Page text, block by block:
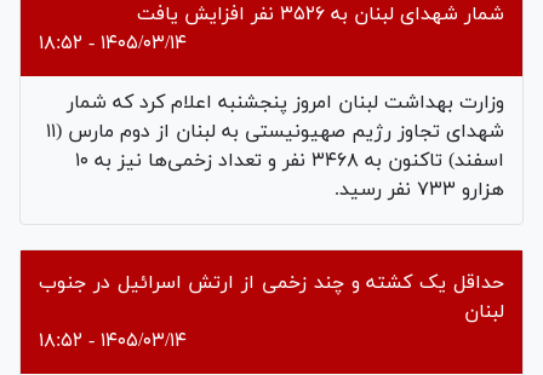
شمار شهدای لبنان به ۳۵۲۶ نفر افزایش یافت
۱۴۰۵/۰۳/۱۴ - ۱۸:۵۲
وزارت بهداشت لبنان امروز پنجشنبه اعلام کرد که شمار
شهدای تجاوز رژیم صهیونیستی به لبنان از دوم مارس (۱۱
اسفند) تاکنون به ۳۴۶۸ نفر و تعداد زخمی‌ها نیز به ۱۰
هزارو ۷۳۳ نفر رسید.
حداقل یک کشته و چند زخمی از ارتش اسرائیل در جنوب
لبنان
۱۴۰۵/۰۳/۱۴ - ۱۸:۵۲